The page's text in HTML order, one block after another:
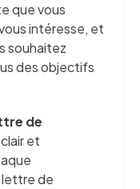
que vous
intéresse, et
souhaitez
des objectifs
de
et
lettre de